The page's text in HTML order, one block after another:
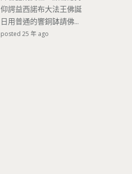
仰諤益西諾布大法王佛誕
日用普通的響銅缽請佛...
posted 25 年 ago